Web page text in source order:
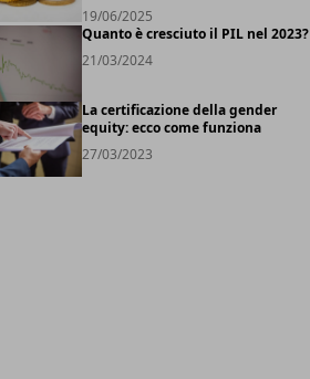
19/06/2025
Quanto è cresciuto il PIL nel 2023?
21/03/2024
La certificazione della gender
equity: ecco come funziona
27/03/2023